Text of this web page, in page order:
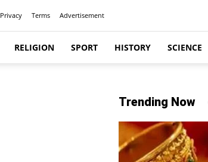
Privacy Terms Advertisement
RELIGION SPORT HISTORY SCIENCE
Trending Now